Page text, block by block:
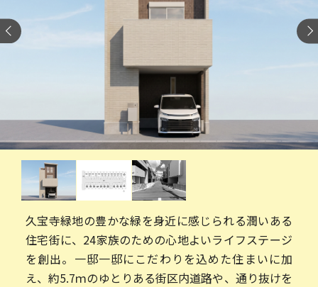
久宝寺緑地の豊かな緑を身近に感じられる潤いある
住宅街に、24家族のための心地よいライフステージ
を創出。一邸一邸にこだわりを込めた住まいに加
え、約5.7ｍのゆとりある街区内道路や、通り抜けを